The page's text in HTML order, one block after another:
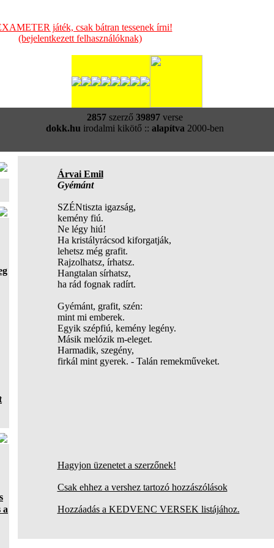
játék, csak bátran tessenek írni!
(bejelentkezett felhasználóknak)
2857szerző 39897verse
dokk.hu irodalmi kikötő :: alapítva 2000-ben
a
Árvai Emil
Gyémánt
SZÉNtiszta igazság,
kemény fiú.
Ne légy hiú!
Ha kristályrácsod kiforgatják,
lehetsz még grafit.
Rajzolhatsz, írhatsz.
Hangtalan sírhatsz,
ha rád fognak radírt.
Gyémánt, grafit, szén:
mint mi emberek.
Egyik szépfiú, kemény legény.
Másik melózik m-eleget.
Harmadik, szegény,
firkál mint gyerek. - Talán remekműveket.
Hagyjon üzenetet a szerzőnek!
Csak ehhez a vershez tartozó hozzászólások
Hozzáadás a KEDVENC VERSEK listájához.